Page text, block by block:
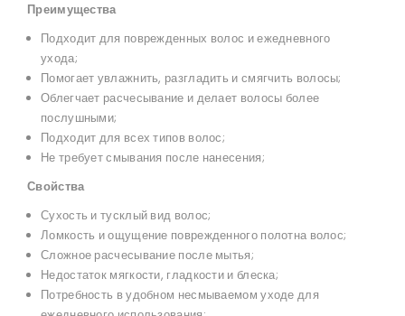
Преимущества
Подходит для поврежденных волос и ежедневного
ухода;
Помогает увлажнить, разгладить и смягчить волосы;
Облегчает расчесывание и делает волосы более
послушными;
Подходит для всех типов волос;
Не требует смывания после нанесения;
Свойства
Сухость и тусклый вид волос;
Ломкость и ощущение поврежденного полотна волос;
Сложное расчесывание после мытья;
Недостаток мягкости, гладкости и блеска;
Потребность в удобном несмываемом уходе для